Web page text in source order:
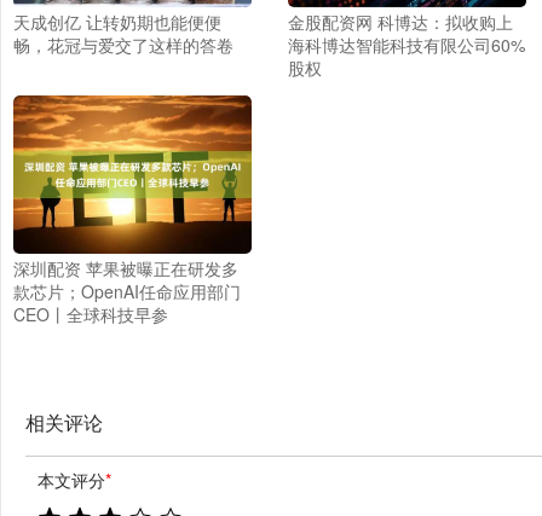
天成创亿 让转奶期也能便便
畅，花冠与爱交了这样的答卷
金股配资网 科博达：拟收购上
海科博达智能科技有限公司60%
股权
深圳配资 苹果被曝正在研发多
款芯片；OpenAI任命应用部门
CEO丨全球科技早参
相关评论
本文评分*